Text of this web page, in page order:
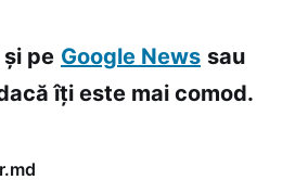
pe Google News sau
îți este mai comod.